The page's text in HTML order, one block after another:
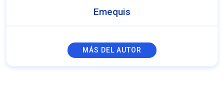
Emequis
MÁS DEL AUTOR